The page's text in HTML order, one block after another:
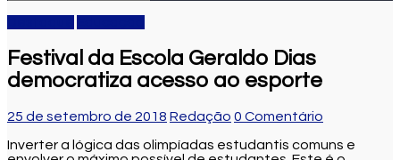
Festival da Escola Geraldo Dias
democratiza acesso ao esporte
25 de setembro de 2018 Redação 0 Comentário
Inverter a lógica das olimpíadas estudantis comuns e